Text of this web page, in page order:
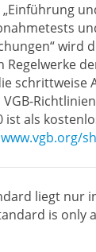
„Einführung
wird
schrittweise
ist als
www.vgb.org/
liegt nur
is only